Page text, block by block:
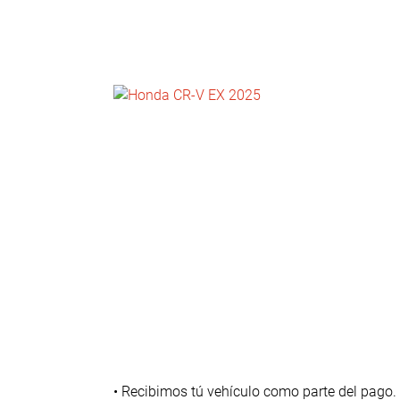
• Recibimos tú vehículo como parte del pago.